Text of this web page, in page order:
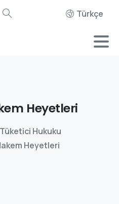
Türkçe
Heyetleri
Tüketici Hukuku
Heyetleri